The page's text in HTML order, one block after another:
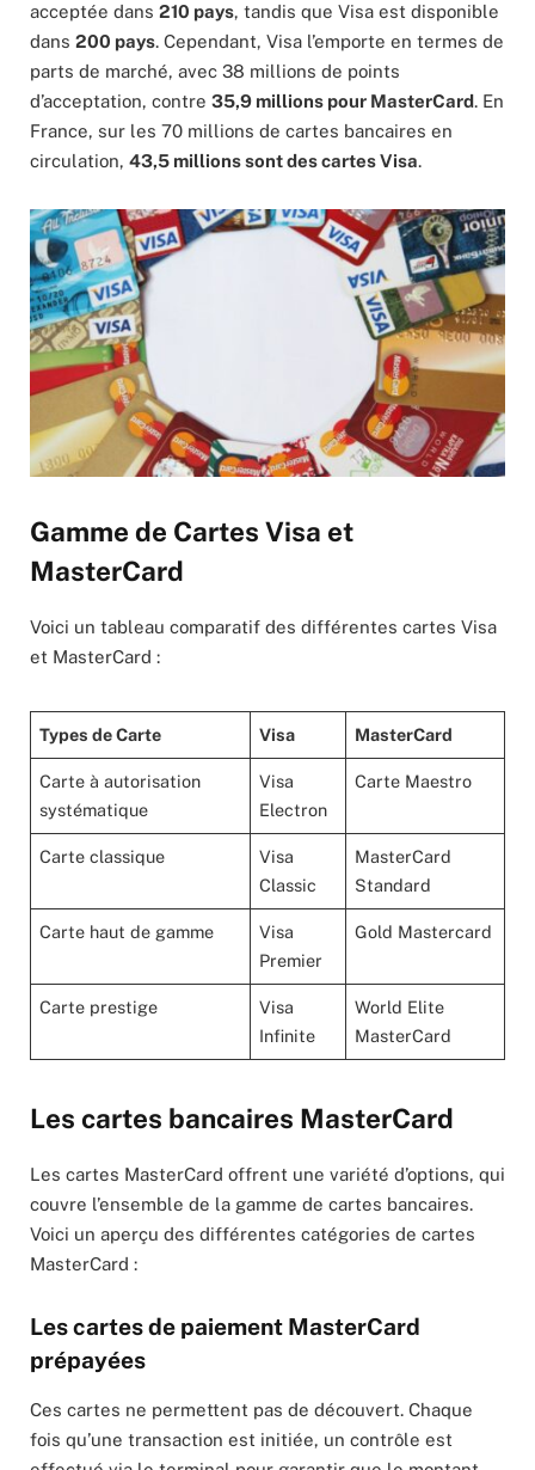
acceptée dans 210 pays, tandis que Visa est disponible
dans 200 pays. Cependant, Visa l’emporte en termes de
parts de marché, avec 38 millions de points
d’acceptation, contre 35,9 millions pour MasterCard. En
France, sur les 70 millions de cartes bancaires en
circulation, 43,5 millions sont des cartes Visa.
Gamme de Cartes Visa et
MasterCard
Voici un tableau comparatif des différentes cartes Visa
et MasterCard :
Types de Carte Visa MasterCard
Carte à autorisation
systématique
Visa
Electron
Carte Maestro
Carte classique
Visa
Classic
MasterCard
Standard
Carte haut de gamme
Visa
Premier
Gold Mastercard
Carte prestige
Visa
Infinite
World Elite
MasterCard
Les cartes bancaires MasterCard
Les cartes MasterCard offrent une variété d’options, qui
couvre l’ensemble de la gamme de cartes bancaires.
Voici un aperçu des différentes catégories de cartes
MasterCard :
Les cartes de paiement MasterCard
prépayées
Ces cartes ne permettent pas de découvert. Chaque
fois qu’une transaction est initiée, un contrôle est